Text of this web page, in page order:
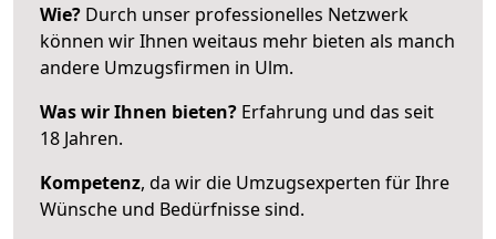
Wie? Durch unser professionelles Netzwerk
können wir Ihnen weitaus mehr bieten als manch
andere Umzugsfirmen in Ulm.
Was wir Ihnen bieten? Erfahrung und das seit
18 Jahren.
Kompetenz, da wir die Umzugsexperten für Ihre
Wünsche und Bedürfnisse sind.